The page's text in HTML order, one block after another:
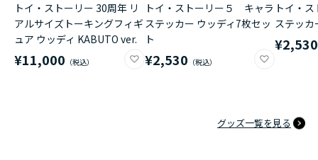
トイ・ストーリー 30周年 リ
アルサイズトーキングフィギ
ュア ウッディ KABUTO ver.
¥11,000
トイ・ストーリー５ キャラ
ステッカー ウッディ7枚セッ
ト
¥2,530
トイ・
ステッカ
¥2,530
グッズ一覧を見る